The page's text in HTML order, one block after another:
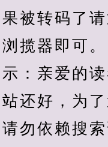
被转码了
揽器即可。
亲爱的读
还好，为
勿依赖搜索